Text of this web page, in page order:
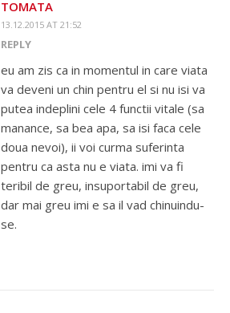
TOMATA
13.12.2015 AT 21:52
REPLY
eu am zis ca in momentul in care viata
va deveni un chin pentru el si nu isi va
putea indeplini cele 4 functii vitale (sa
manance, sa bea apa, sa isi faca cele
doua nevoi), ii voi curma suferinta
pentru ca asta nu e viata. imi va fi
teribil de greu, insuportabil de greu,
dar mai greu imi e sa il vad chinuindu-
se.